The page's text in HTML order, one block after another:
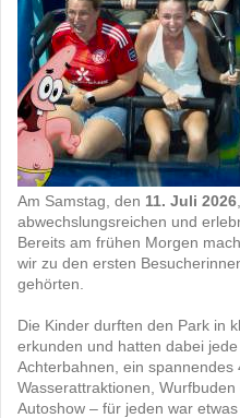
Am Samstag, den 11. Juli 2026
abwechslungsreichen und
Bereits am frühen Morgen
wir zu den ersten
gehörten.
Die Kinder durften den Park in
erkunden und hatten dabei
Achterbahnen, ein spannendes
Wasserattraktionen,
Autoshow – für jeden war etwas